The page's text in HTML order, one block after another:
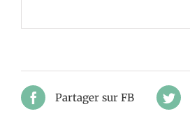
Partager sur FB